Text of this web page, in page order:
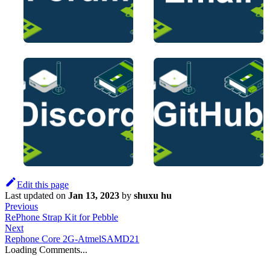
Edit this page
Last updated on Jan 13, 2023 by shuxu hu
Previous
RePhone Strap Kit for Pebble
Next
Rephone Core 2G-AtmelSAMD21
Loading Comments...